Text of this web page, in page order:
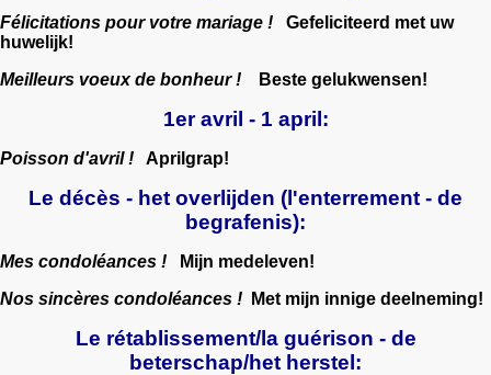
Félicitations pour votre mariage !
Gefeliciteerd met uw
huwelijk!
Meilleurs voeux de bonheur !
Beste gelukwensen!
1er avril - 1 april:
Poisson d'avril ! Aprilgrap!
Le décès - het overlijden (l'enterrement - de
begrafenis):
Mes condoléances !
Mijn medeleven!
Nos sincères condoléances !
Met mijn innige deelneming!
Le rétablissement/la guérison - de
beterschap/het herstel: